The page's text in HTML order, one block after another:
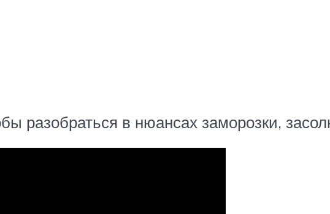
разобраться в нюансах заморозки,